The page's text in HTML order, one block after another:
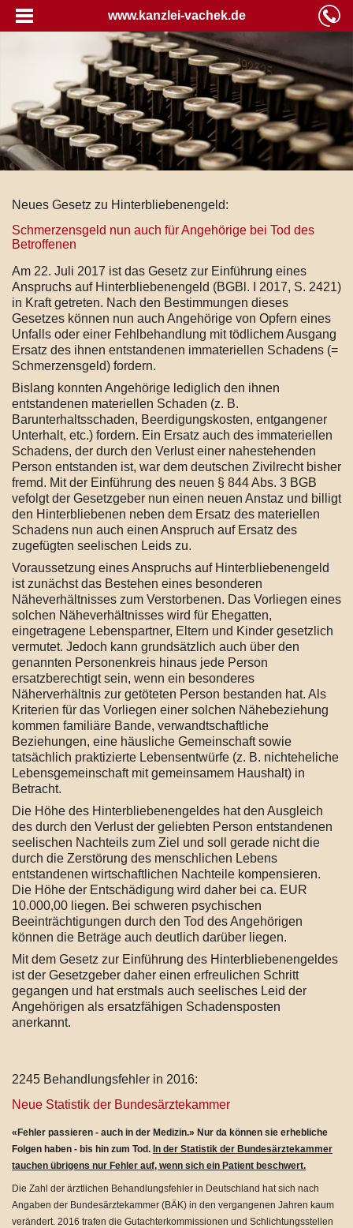
www.kanzlei-vachek.de
Neues Gesetz zu Hinterbliebenengeld:
Schmerzensgeld nun auch für Angehörige bei Tod des
Betroffenen
Am 22. Juli 2017 ist das Gesetz zur Einführung eines
Anspruchs auf Hinterbliebenengeld (BGBl. I 2017, S. 2421)
in Kraft getreten. Nach den Bestimmungen dieses
Gesetzes können nun auch Angehörige von Opfern eines
Unfalls oder einer Fehlbehandlung mit tödlichem Ausgang
Ersatz des ihnen entstandenen immateriellen Schadens (=
Schmerzensgeld) fordern.
Bislang konnten Angehörige lediglich den ihnen
entstandenen materiellen Schaden (z. B.
Barunterhaltsschaden, Beerdigungskosten, entgangener
Unterhalt, etc.) fordern. Ein Ersatz auch des immateriellen
Schadens, der durch den Verlust einer nahestehenden
Person entstanden ist, war dem deutschen Zivilrecht bisher
fremd. Mit der Einführung des neuen § 844 Abs. 3 BGB
vefolgt der Gesetzgeber nun einen neuen Anstaz und billigt
den Hinterbliebenen neben dem Ersatz des materiellen
Schadens nun auch einen Anspruch auf Ersatz des
zugefügten seelischen Leids zu.
Voraussetzung eines Anspruchs auf Hinterbliebenengeld
ist zunächst das Bestehen eines besonderen
Näheverhältnisses zum Verstorbenen. Das Vorliegen eines
solchen Näheverhältnisses wird für Ehegatten,
eingetragene Lebenspartner, Eltern und Kinder gesetzlich
vermutet. Jedoch kann grundsätzlich auch über den
genannten Personenkreis hinaus jede Person
ersatzberechtigt sein, wenn ein besonderes
Näherverhältnis zur getöteten Person bestanden hat. Als
Kriterien für das Vorliegen einer solchen Nähebeziehung
kommen familiäre Bande, verwandtschaftliche
Beziehungen, eine häusliche Gemeinschaft sowie
tatsächlich praktizierte Lebensentwürfe (z. B. nichteheliche
Lebensgemeinschaft mit gemeinsamem Haushalt) in
Betracht.
Die Höhe des Hinterbliebenengeldes hat den Ausgleich
des durch den Verlust der geliebten Person entstandenen
seelischen Nachteils zum Ziel und soll gerade nicht die
durch die Zerstörung des menschlichen Lebens
entstandenen wirtschaftlichen Nachteile kompensieren.
Die Höhe der Entschädigung wird daher bei ca. EUR
10.000,00 liegen. Bei schweren psychischen
Beeinträchtigungen durch den Tod des Angehörigen
können die Beträge auch deutlich darüber liegen.
Mit dem Gesetz zur Einführung des Hinterbliebenengeldes
ist der Gesetzgeber daher einen erfreulichen Schritt
gegangen und hat erstmals auch seelisches Leid der
Angehörigen als ersatzfähigen Schadensposten
anerkannt.
2245 Behandlungsfehler in 2016:
Neue Statistik der Bundesärztekammer
«Fehler passieren - auch in der Medizin.» Nur da können sie erhebliche
Folgen haben - bis hin zum Tod. In der Statistik der Bundesärztekammer
tauchen übrigens nur Fehler auf, wenn sich ein Patient beschwert.
Die Zahl der ärztlichen Behandlungsfehler in Deutschland hat sich nach
Angaben der Bundesärztekammer (BÄK) in den vergangenen Jahren kaum
verändert. 2016 trafen die Gutachterkommissionen und Schlichtungsstellen